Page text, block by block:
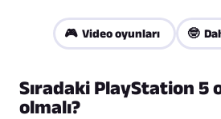
🎮 Video oyunları 🤓
Sıradaki PlayStation 5
olmalı?